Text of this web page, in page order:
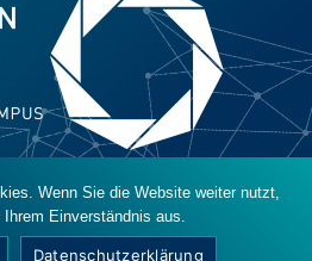
Impressum Barrierefreiheit
Wenn Sie die Website weiter nutzt,
Ihrem Einverständnis aus.
Datenschutzerklärung